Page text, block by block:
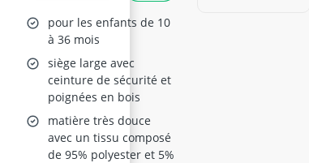
pour les enfants de 10
à 36 mois
siège large avec
ceinture de sécurité et
poignées en bois
matière très douce
avec un tissu composé
de 95% polyester et 5%